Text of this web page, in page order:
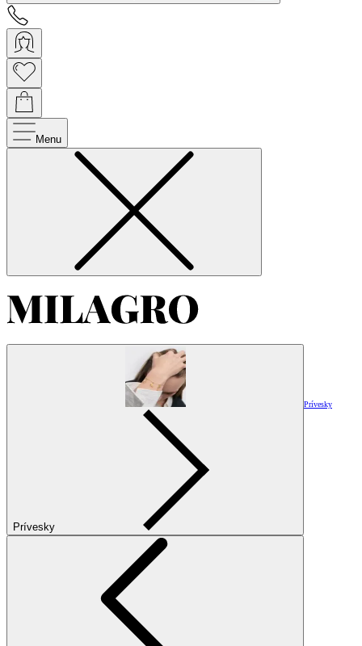
Menu
Prívesky
Prívesky